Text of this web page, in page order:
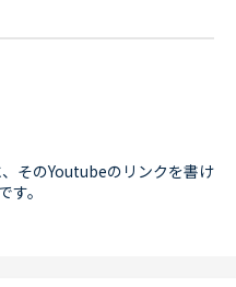
そのYoutubeのリンクを書け
。